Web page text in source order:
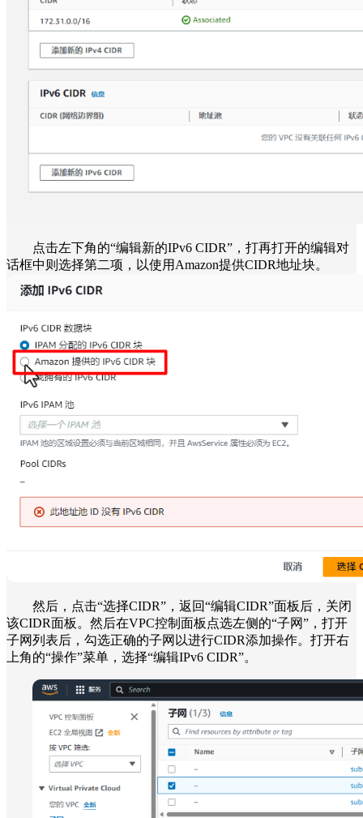
点击左下角的“编辑新的IPv6 CIDR”，打再打开的编辑对
话框中则选择第二项，以使用Amazon提供CIDR地址块。
然后，点击“选择CIDR”，返回“编辑CIDR”面板后，关闭
该CIDR面板。然后在VPC控制面板点选左侧的“子网”，打开
子网列表后，勾选正确的子网以进行CIDR添加操作。打开右
上角的“操作”菜单，选择“编辑IPv6 CIDR”。